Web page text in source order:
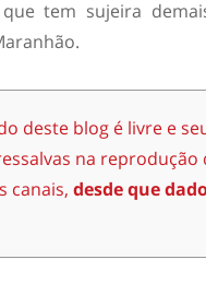
tem sujeira
deste blog é livre e
na reprodução
canais, desde que